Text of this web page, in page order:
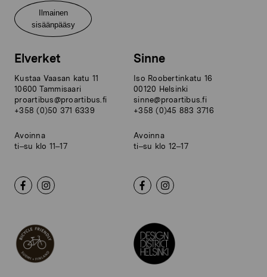
Ilmainen
sisäänpääsy
Elverket
Kustaa Vaasan katu 11
10600 Tammisaari
proartibus@proartibus.fi
+358 (0)50 371 6339
Avoinna
ti–su klo 11–17
Sinne
Iso Roobertinkatu 16
00120 Helsinki
sinne@proartibus.fi
+358 (0)45 883 3716
Avoinna
ti–su klo 12–17